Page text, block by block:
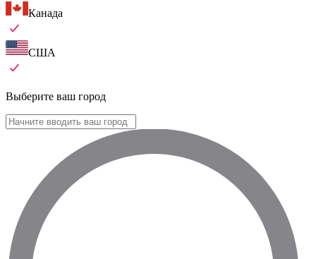
Канада
США
Выберите ваш город